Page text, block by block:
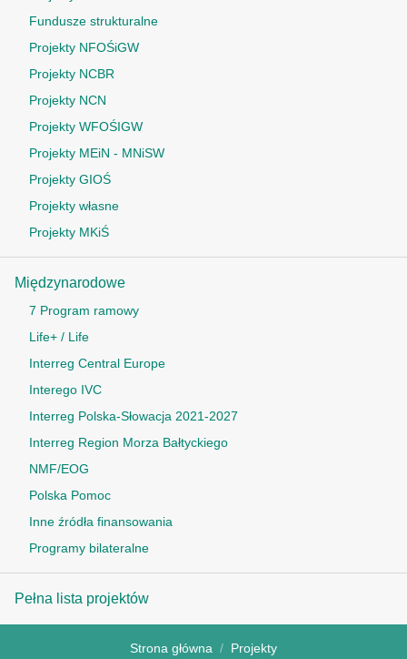
Fundusze strukturalne
Projekty NFOŚiGW
Projekty NCBR
Projekty NCN
Projekty WFOŚIGW
Projekty MEiN - MNiSW
Projekty GIOŚ
Projekty własne
Projekty MKiŚ
Międzynarodowe
7 Program ramowy
Life+ / Life
Interreg Central Europe
Interego IVC
Interreg Polska-Słowacja 2021-2027
Interreg Region Morza Bałtyckiego
NMF/EOG
Polska Pomoc
Inne źródła finansowania
Programy bilateralne
Pełna lista projektów
Strona główna
Projekty